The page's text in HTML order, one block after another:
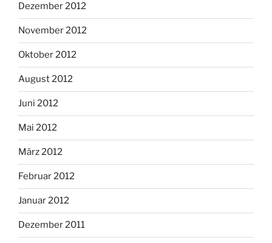
Dezember 2012
November 2012
Oktober 2012
August 2012
Juni 2012
Mai 2012
März 2012
Februar 2012
Januar 2012
Dezember 2011